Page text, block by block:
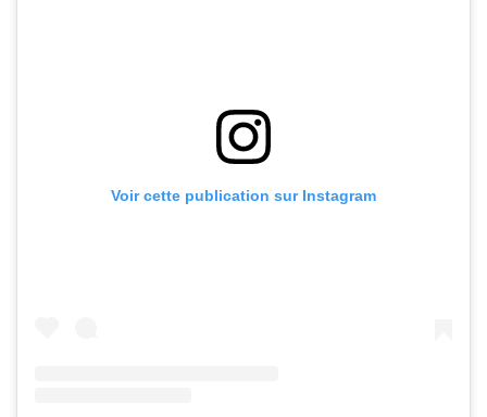
Voir cette publication sur Instagram